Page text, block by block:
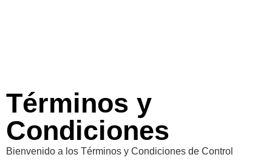
Términos y
Condiciones
Bienvenido a los Términos y Condiciones de Control